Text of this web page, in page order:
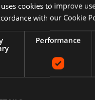
cookies to improve
with our Cookie
Performance